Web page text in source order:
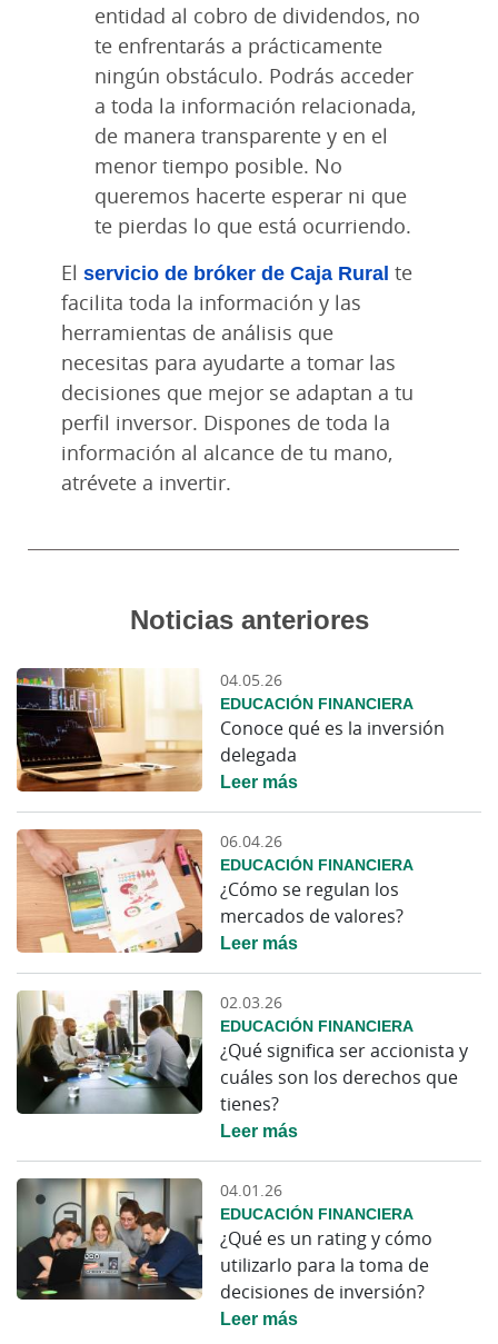
entidad al cobro de dividendos, no
te enfrentarás a prácticamente
ningún obstáculo. Podrás acceder
a toda la información relacionada,
de manera transparente y en el
menor tiempo posible. No
queremos hacerte esperar ni que
te pierdas lo que está ocurriendo.
El servicio de bróker de Caja Rural te
facilita toda la información y las
herramientas de análisis que
necesitas para ayudarte a tomar las
decisiones que mejor se adaptan a tu
perfil inversor. Dispones de toda la
información al alcance de tu mano,
atrévete a invertir.
Noticias anteriores
04.05.26
EDUCACIÓN FINANCIERA
Conoce qué es la inversión
delegada
Leer más
06.04.26
EDUCACIÓN FINANCIERA
¿Cómo se regulan los
mercados de valores?
Leer más
02.03.26
EDUCACIÓN FINANCIERA
¿Qué significa ser accionista y
cuáles son los derechos que
tienes?
Leer más
04.01.26
EDUCACIÓN FINANCIERA
¿Qué es un rating y cómo
utilizarlo para la toma de
decisiones de inversión?
Leer más